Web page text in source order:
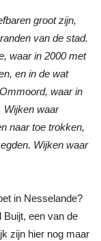
groot zijn,
van de stad.
waar in 2000 met
en in de wat
waar in
Wijken waar
naar toe trokken,
Wijken waar
in Nesselande?
Buijt, een van de
zijn hier nog maar